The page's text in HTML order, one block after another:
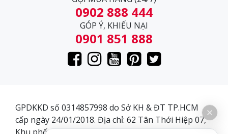
chuyền công nghệ hiện đại, không bị gỉ sét và bay màu
0902 888 444
GÓP Ý, KHIẾU NẠI
0901 851 888
GPDKKD số 0314857998 do Sở KH & ĐT TP.HCM
cấp ngày 24/01/2018. Địa chỉ: 62 Tân Thới Hiệp 07,